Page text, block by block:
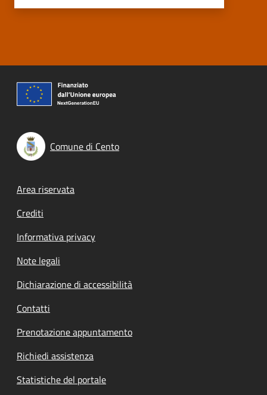
Comune di Cento
Footer menu
Area riservata
Crediti
Informativa privacy
Note legali
Dichiarazione di accessibilità
Contatti
Prenotazione appuntamento
Richiedi assistenza
Statistiche del portale